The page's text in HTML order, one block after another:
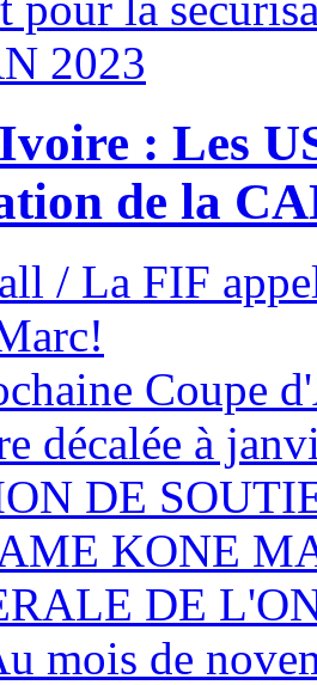
: Les
de la
/ La FIF
Coupe
décalée à
DE
KONE
DE
mois de